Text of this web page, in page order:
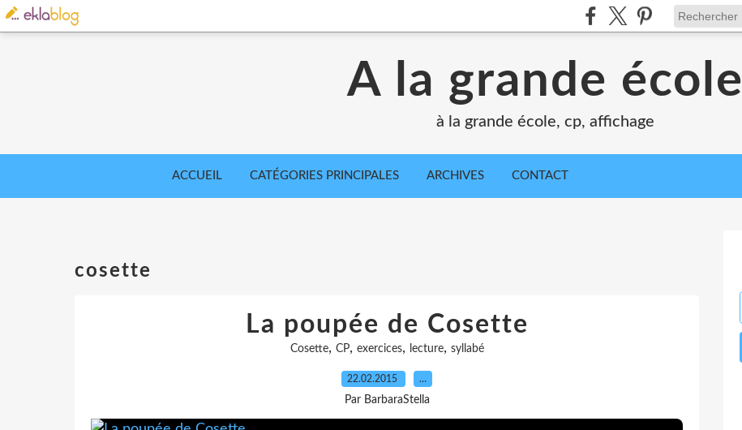
A la grande école
à la grande école, cp, affichage
ACCUEIL CATÉGORIES PRINCIPALES ARCHIVES CONTACT
cosette
La poupée de Cosette
Cosette, CP, exercices, lecture, syllabé
22.02.2015 …
Par BarbaraStella